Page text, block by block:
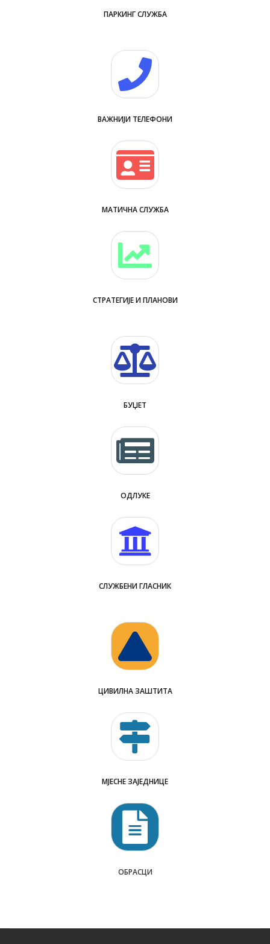
ПАРКИНГ СЛУЖБА
ВАЖНИЈИ ТЕЛЕФОНИ
МАТИЧНА СЛУЖБА
СТРАТЕГИЈЕ И ПЛАНОВИ
БУЏЕТ
ОДЛУКЕ
СЛУЖБЕНИ ГЛАСНИК
ЦИВИЛНА ЗАШТИТА
МЈЕСНЕ ЗАЈЕДНИЦЕ
ОБРАСЦИ